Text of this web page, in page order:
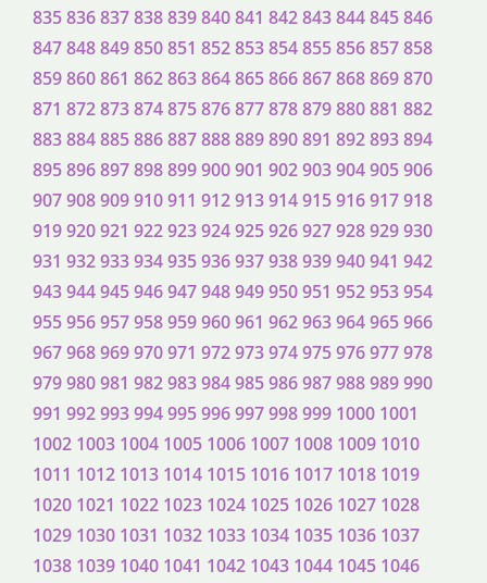
835836837838839840841 842843844845846
847848849850851 852853854855856857858
859860861 862863864865866867868869870
871 872873874875876877878879880881 882
883884885886887888889890891 892893894
895896897898899900901 902903904905906
907908909910911 912913914915916917918
919920921 922923924925926927928929930
931 932933934935936937938939940941 942
943944945946947948949950951 952953954
955956957958959960961 962963964965966
967968969970971 972973974975976977978
979980981 982983984985986987988989990
991 992993994995996997998999 1000 1001
1002 1003 1004 1005 1006 1007 1008 1009 1010
1011 1012 1013 1014 1015 1016 1017 1018 1019
1020 1021 1022 1023 1024 1025 1026 1027 1028
1029 1030 1031 1032 1033 1034 1035 1036 1037
1038 1039 1040 1041 1042 1043 1044 1045 1046